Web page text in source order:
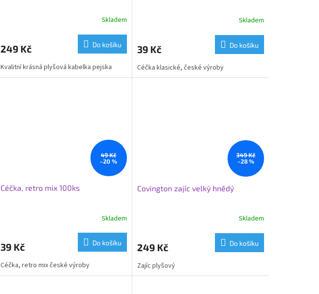
Skladem
249 Kč Do košíku
Kvalitní krásná plyšová kabelka pejska
Skladem
39 Kč Do košíku
Céčka klasické, české výroby
49 Kč
–20 %
Céčka, retro mix 100ks
Skladem
39 Kč Do košíku
Céčka, retro mix české výroby
349 Kč
–28 %
Covington zajíc velký hnědý
Skladem
249 Kč Do košíku
Zajíc plyšový